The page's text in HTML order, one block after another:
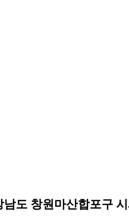
도 창원마산합포구 시